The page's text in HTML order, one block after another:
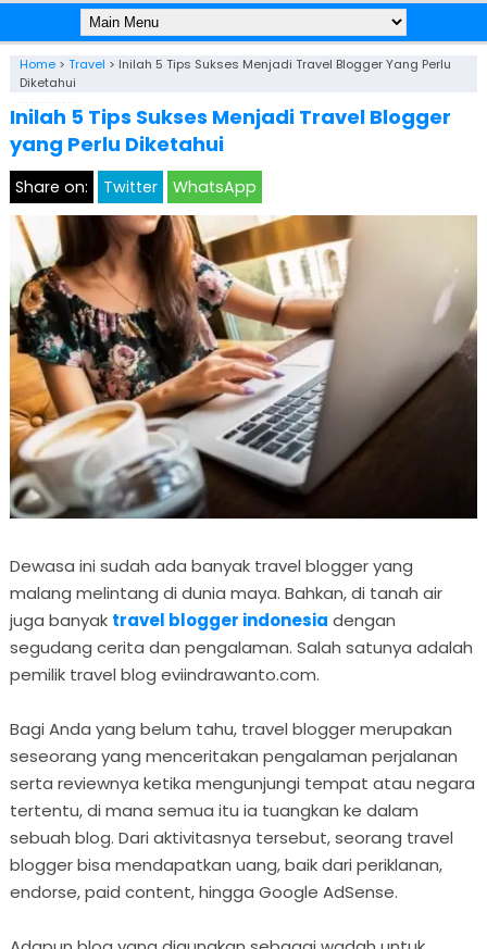
Home> Travel > Inilah 5 Tips Sukses Menjadi Travel Blogger Yang Perlu
Diketahui
Inilah 5 Tips Sukses Menjadi Travel Blogger
yang Perlu Diketahui
Share on: Twitter WhatsApp
Dewasa ini sudah ada banyak travel blogger yang
malang melintang di dunia maya. Bahkan, di tanah air
juga banyak travel blogger indonesia dengan
segudang cerita dan pengalaman. Salah satunya adalah
pemilik travel blog eviindrawanto.com.
Bagi Anda yang belum tahu, travel blogger merupakan
seseorang yang menceritakan pengalaman perjalanan
serta reviewnya ketika mengunjungi tempat atau negara
tertentu, di mana semua itu ia tuangkan ke dalam
sebuah blog. Dari aktivitasnya tersebut, seorang travel
blogger bisa mendapatkan uang, baik dari periklanan,
endorse, paid content, hingga Google AdSense.